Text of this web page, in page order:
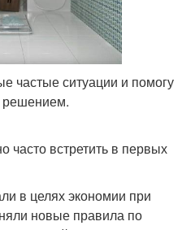
частые ситуации и помогу
решением.
встретить в первых
в целях экономии при
новые правила по